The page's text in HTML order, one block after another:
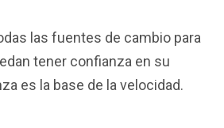
las fuentes de cambio para
tener confianza en su
es la base de la velocidad.